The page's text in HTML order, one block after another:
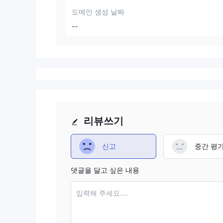
도메인 생성 날짜
--
리뷰쓰기
신고 중간 평
댓글을 달고 싶은 내용
입력해 주세요....